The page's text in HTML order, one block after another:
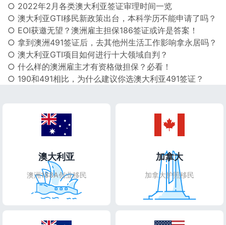
○ 2022年2月各类澳大利亚签证审理时间一览
○ 澳大利亚GTI移民新政策出台，本科学历不能申请了吗？
○ EOI获邀无望？澳洲雇主担保186签证或许是答案！
○ 拿到澳洲491签证后，去其他州生活工作影响拿永居吗？
○ 澳大利亚GTI项目如何进行十大领域自判？
○ 什么样的澳洲雇主才有资格做担保？必看！
○ 190和491相比，为什么建议你选澳大利亚491签证？
澳大利亚
澳洲188A创业移民
加拿大
加拿大护照移民